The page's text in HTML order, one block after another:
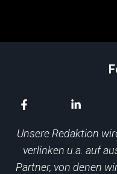
Unsere Redaktion
verlinken u.a. auf
Partner, von denen